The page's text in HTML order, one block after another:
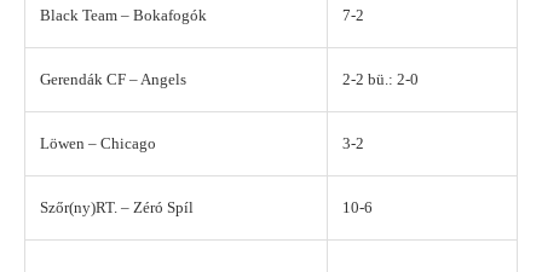
Black Team – Bokafogók 7-2
Gerendák CF – Angels 2-2 bü.: 2-0
Löwen – Chicago 3-2
Szőr(ny)RT. – Zéró Spíl 10-6